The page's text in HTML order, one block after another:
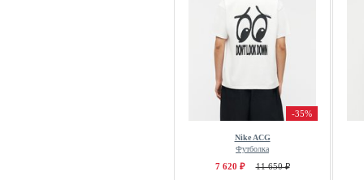
-35%
Nike ACG
Футболка
7 620 ₽ 11 650 ₽